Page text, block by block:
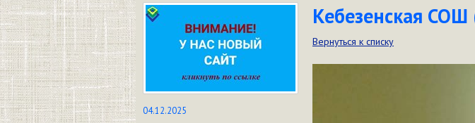
04.12.2025
Кебезенская СОШ
Вернуться к списку